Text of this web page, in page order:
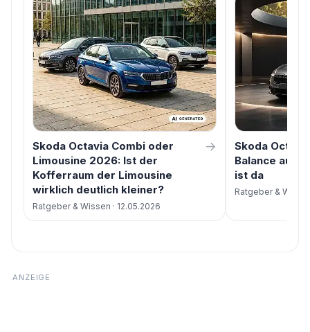
Skoda Octavia Combi oder
Limousine 2026: Ist der
Kofferraum der Limousine
wirklich deutlich kleiner?
→
Ratgeber & Wissen · 12.05.2026
Skoda
Balance
ist da
Ratgeber &